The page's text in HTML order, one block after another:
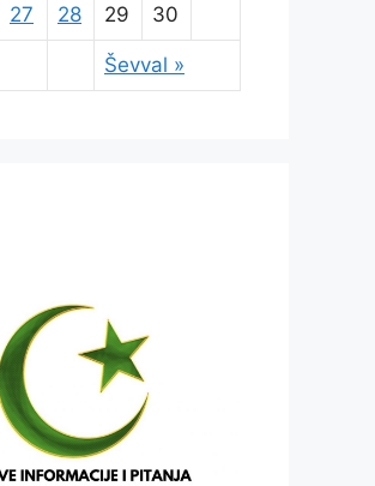
Ševval »
27 28 29 30